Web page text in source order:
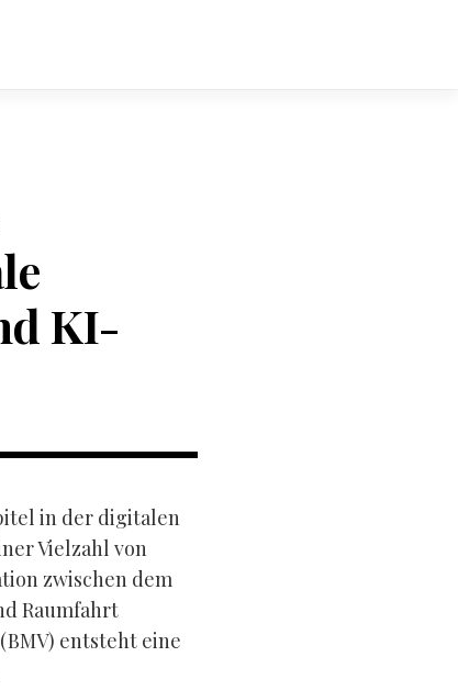
KI-
in der digitalen
Vielzahl von
zwischen dem
Raumfahrt
entsteht eine